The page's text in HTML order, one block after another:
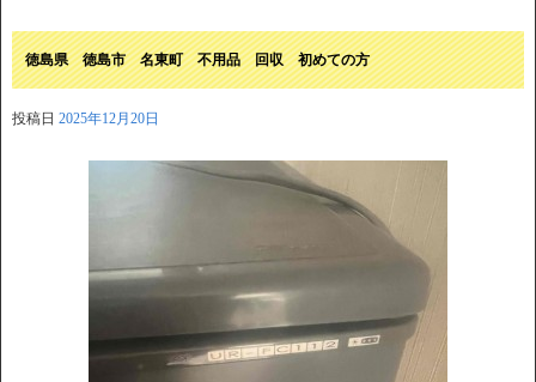
徳島県 徳島市 名東町 不用品 回収 初めての方
投稿日 2025年12月20日